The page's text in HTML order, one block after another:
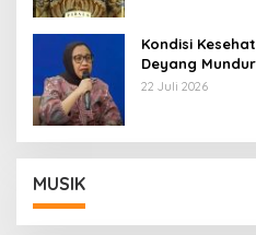
Kondisi
Deyang
Wamentan
22 Juli 2026
MUSIK